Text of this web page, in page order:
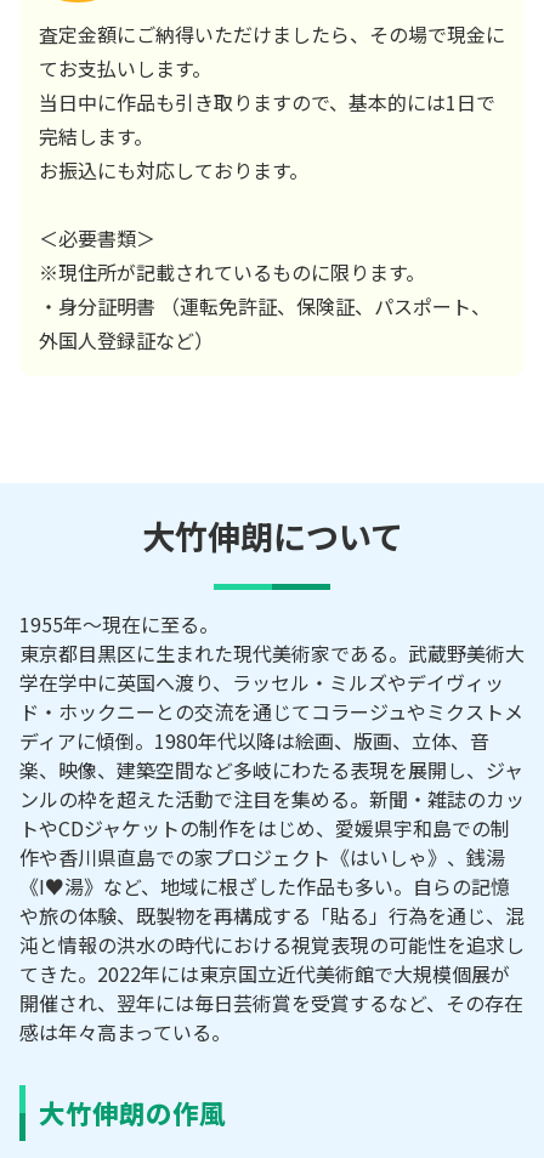
査定金額にご納得いただけましたら、その場で現金に
てお支払いします。
当日中に作品も引き取りますので、基本的には1日で
完結します。
お振込にも対応しております。
＜必要書類＞
※現住所が記載されているものに限ります。
・身分証明書 （運転免許証、保険証、パスポート、
外国人登録証など）
大竹伸朗について
1955年～現在に至る。
東京都目黒区に生まれた現代美術家である。武蔵野美術大
学在学中に英国へ渡り、ラッセル・ミルズやデイヴィッ
ド・ホックニーとの交流を通じてコラージュやミクストメ
ディアに傾倒。1980年代以降は絵画、版画、立体、音
楽、映像、建築空間など多岐にわたる表現を展開し、ジャ
ンルの枠を超えた活動で注目を集める。新聞・雑誌のカッ
トやCDジャケットの制作をはじめ、愛媛県宇和島での制
作や香川県直島での家プロジェクト《はいしゃ》、銭湯
《I♥湯》など、地域に根ざした作品も多い。自らの記憶
や旅の体験、既製物を再構成する「貼る」行為を通じ、混
沌と情報の洪水の時代における視覚表現の可能性を追求し
てきた。2022年には東京国立近代美術館で大規模個展が
開催され、翌年には毎日芸術賞を受賞するなど、その存在
感は年々高まっている。
大竹伸朗の作風